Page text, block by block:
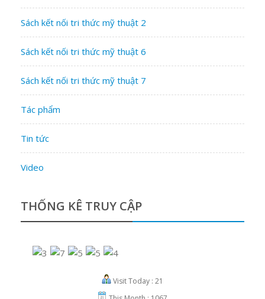
Sách kết nối tri thức mỹ thuật 2
Sách kết nối tri thức mỹ thuật 6
Sách kết nối tri thức mỹ thuật 7
Tác phẩm
Tin tức
Video
THỐNG KÊ TRUY CẬP
Visit Today : 21